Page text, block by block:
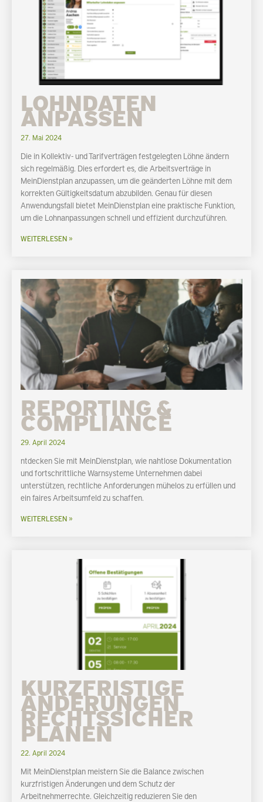
LOHNDATEN
ANPASSEN
27. Mai 2024
Die in Kollektiv- und Tarifverträgen festgelegten Löhne ändern
sich regelmäßig. Dies erfordert es, die Arbeitsverträge in
MeinDienstplan anzupassen, um die geänderten Löhne mit dem
korrekten Gültigkeitsdatum abzubilden. Genau für diesen
Anwendungsfall bietet MeinDienstplan eine praktische Funktion,
um die Lohnanpassungen schnell und effizient durchzuführen.
WEITERLESEN »
REPORTING &
COMPLIANCE
29. April 2024
ntdecken Sie mit MeinDienstplan, wie nahtlose Dokumentation
und fortschrittliche Warnsysteme Unternehmen dabei
unterstützen, rechtliche Anforderungen mühelos zu erfüllen und
ein faires Arbeitsumfeld zu schaffen.
WEITERLESEN »
KURZFRISTIGE
ÄNDERUNGEN
RECHTSSICHER
PLANEN
22. April 2024
Mit MeinDienstplan meistern Sie die Balance zwischen
kurzfristigen Änderungen und dem Schutz der
Arbeitnehmerrechte. Gleichzeitig reduzieren Sie den